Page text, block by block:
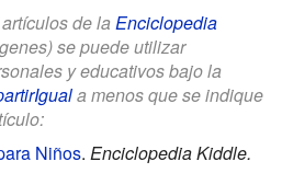
de la Enciclopedia
se puede utilizar
y educativos bajo la
a menos que se indique
Niños. Enciclopedia Kiddle.